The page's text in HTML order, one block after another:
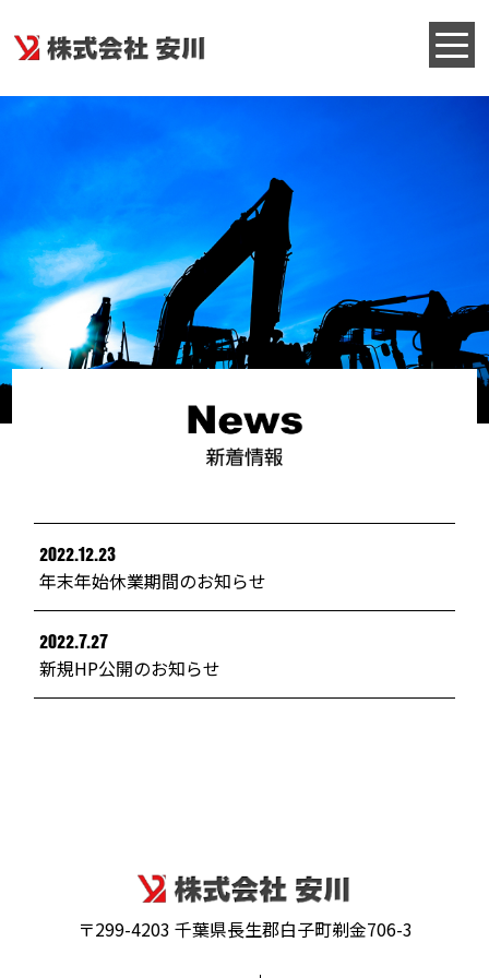
2022.12.23
年末年始休業期間のお知らせ
2022.7.27
新規HP公開のお知らせ
〒299-4203 千葉県長生郡白子町剃金706-3